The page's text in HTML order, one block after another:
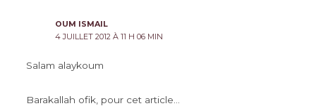
OUM ISMAIL
4 JUILLET 2012 À 11 H 06 MIN
Salam alaykoum
Barakallah ofik, pour cet article…